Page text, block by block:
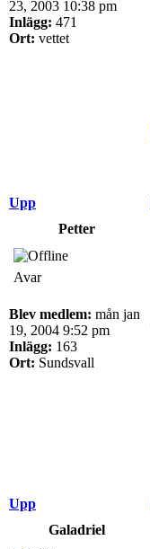
23, 2003 10:38 pm
Inlägg: 471
Ort: vettet
Upp
Petter
Avar
Blev medlem: mån jan
19, 2004 9:52 pm
Inlägg: 163
Ort: Sundsvall
Upp
Galadriel